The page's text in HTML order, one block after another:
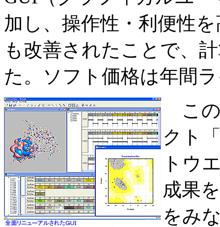
加し、操作性・利便性
も改善されたことで、
た。ソフト価格は年間
この
クト
トウ
成果
をみ